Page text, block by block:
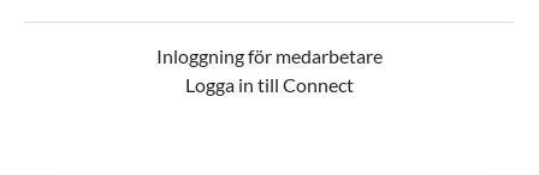
Inloggning för medarbetare
Logga in till Connect